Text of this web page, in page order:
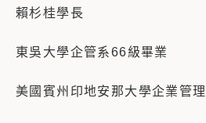
賴杉桂學長
東吳大學企管系66級畢業
美國賓州印地安那大學企業管